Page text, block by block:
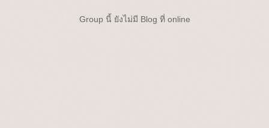
Group นี้ ยังไม่มี Blog ที่ online